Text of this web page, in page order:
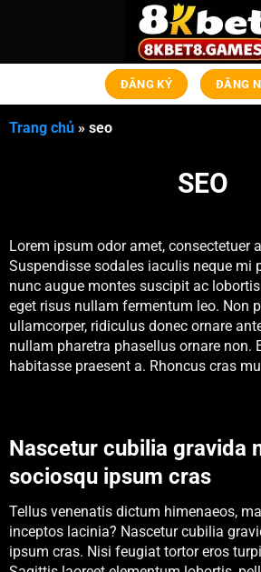
ĐĂNG KÝ ĐĂNG
Trang chủ» seo
SEO
Lorem ipsum odor amet, consectetuer
Suspendisse sodales iaculis neque mi
nunc augue montes suscipit ac
eget risus nullam fermentum leo. Non
ullamcorper, ridiculus donec ornare
nullam pharetra phasellus ornare non.
habitasse praesent a. Rhoncus cras
Nascetur cubilia gravida
sociosqu ipsum cras
Tellus venenatis dictum himenaeos,
inceptos lacinia? Nascetur cubilia
ipsum cras. Nisi feugiat tortor eros